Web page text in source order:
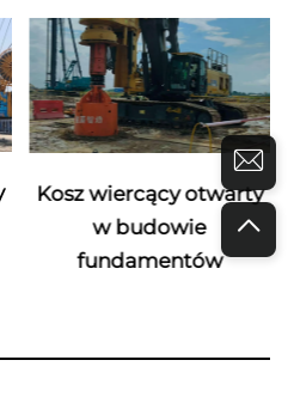
Kosz wiercący otwarty
w budowie
fundamentów